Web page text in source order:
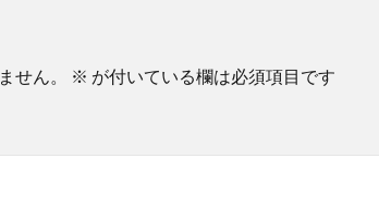
せん。 ※ が付いている欄は必須項目です